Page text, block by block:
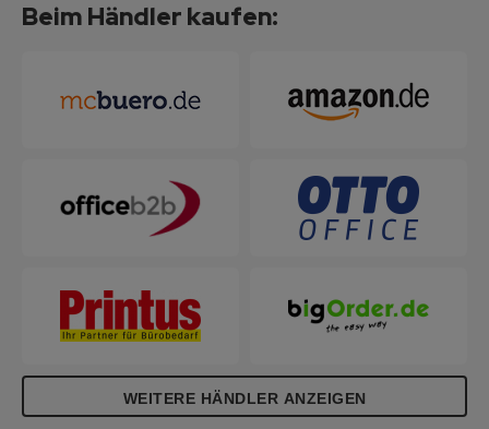
Beim Händler kaufen:
WEITERE HÄNDLER ANZEIGEN